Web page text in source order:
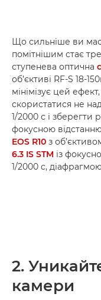
Що сильніше ви
помітнішим стає
ступенева оптична
об’єктиві RF-S 18-
мінімізує цей
скористатися не
1/2000 с і зберегти
фокусною
EOS R10 з
6.3 IS STM із
1/2000 с,
2.
камери